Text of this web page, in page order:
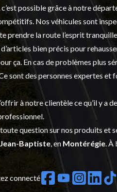
possible grâce à notre
Nos véhicules sont
prendre la route l’esprit
bien précis pour
ça. En cas de problèmes plus
sont des personnes expertes et
à notre clientèle ce qu’il y a
question sur nos produits et
Baptiste, en Montérégie. À
connecté